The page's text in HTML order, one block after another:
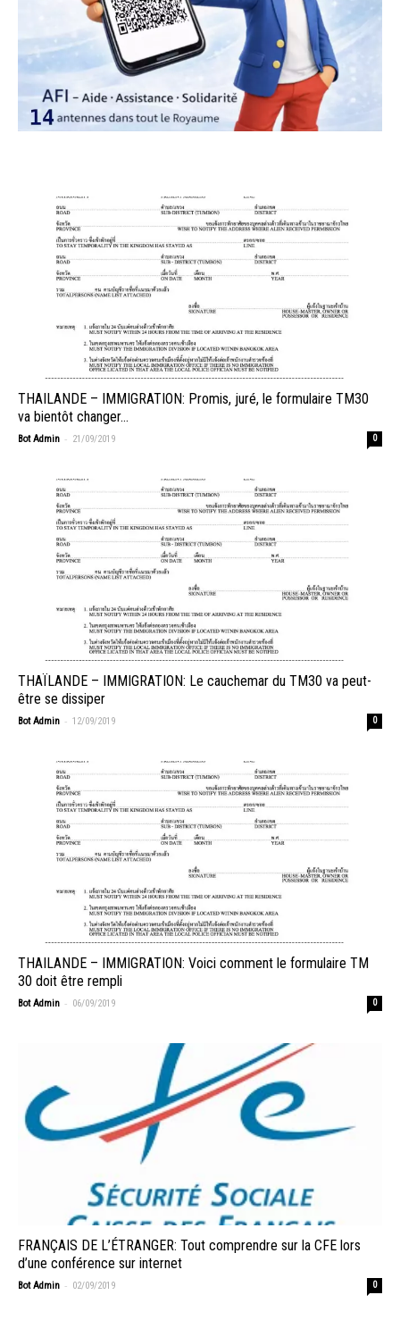
THAILANDE – IMMIGRATION: Promis, juré, le formulaire TM30
va bientôt changer…
Bot Admin - 21/09/2019 0
THAÏLANDE – IMMIGRATION: Le cauchemar du TM30 va peut-
être se dissiper
Bot Admin - 12/09/2019 0
THAILANDE – IMMIGRATION: Voici comment le formulaire TM
30 doit être rempli
Bot Admin - 06/09/2019 0
FRANÇAIS DE L’ÉTRANGER: Tout comprendre sur la CFE lors
d’une conférence sur internet
Bot Admin - 02/09/2019 0